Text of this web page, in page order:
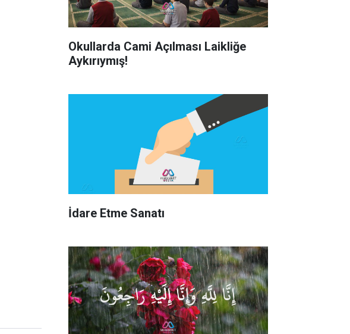
Okullarda Cami Açılması Laikliğe
Aykırıymış!
İdare Etme Sanatı